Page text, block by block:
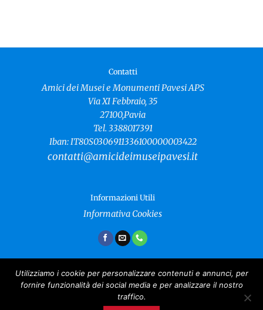
Contatti
Amici dei Musei e Monumenti Pavesi APS
Via XI Febbraio, 35
27100,Pavia
Tel. 3388017391
Iban: IT80S0306911336100000003422
contatti@amicideimuseipavesi.it
Informazioni Utili
Informativa Cookies
Amici dei Musei e Monumenti Pavesi
Utilizziamo i cookie per personalizzare contenuti e annunci, per
fornire funzionalità dei social media e per analizzare il nostro
traffico.